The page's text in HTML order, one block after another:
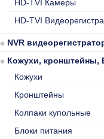
HD-TVI Камеры
HD-TVI
NVR
Кожухи, кронштейны,
Кожухи
Кронштейны
Колпаки купольные
Блоки питания